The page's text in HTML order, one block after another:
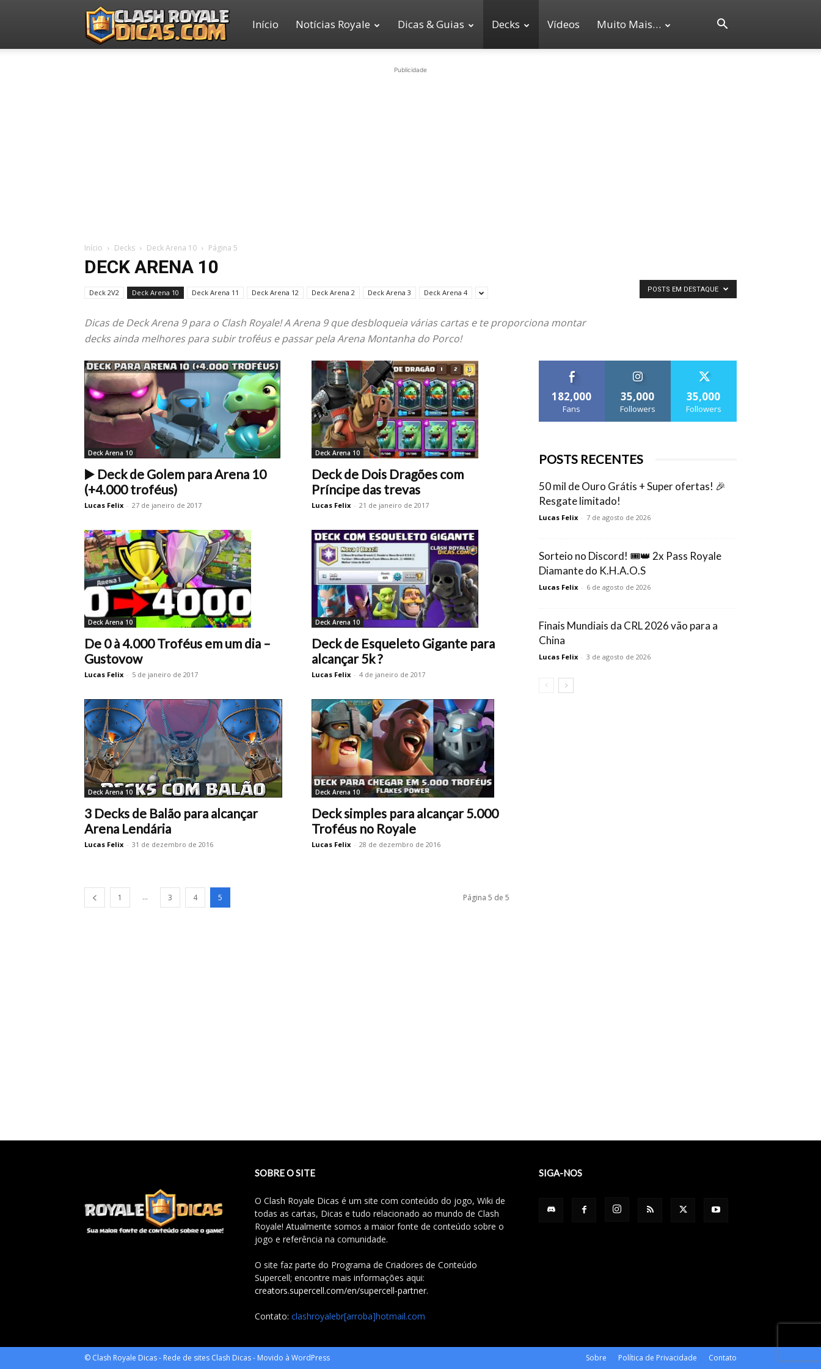
Clash
Início Notícias Royale Dicas & Guias Decks Vídeos Muito Mais…
Publicidade
Início Decks Deck Arena 10 Página 5
DECK ARENA 10
Deck 2V2 Deck Arena 10 Deck Arena 11 Deck Arena 12 Deck Arena 2 Deck Arena 3 Deck Arena 4
Dicas de Deck Arena 9 para o Clash Royale! A Arena 9 que desbloqueia várias cartas e te proporciona montar
decks ainda melhores para subir troféus e passar pela Arena Montanha do Porco!
POSTS EM DESTAQUE
Deck Arena 10
▶️ Deck de Golem para Arena 10
(+4.000 troféus)
Lucas Felix - 27 de janeiro de 2017
Deck Arena 10
Deck de Dois Dragões com
Príncipe das trevas
Lucas Felix - 21 de janeiro de 2017
Deck Arena 10
De 0 à 4.000 Troféus em um dia –
Gustovow
Lucas Felix - 5 de janeiro de 2017
Deck Arena 10
Deck de Esqueleto Gigante para
alcançar 5k ?
Lucas Felix - 4 de janeiro de 2017
Deck Arena 10
3 Decks de Balão para alcançar
Arena Lendária
Lucas Felix - 31 de dezembro de 2016
Deck Arena 10
Deck simples para alcançar 5.000
Troféus no Royale
Lucas Felix - 28 de dezembro de 2016
1 ... 3 4 5 Página 5 de 5
182,000
Fans
35,000
Followers
35,000
Followers
POSTS RECENTES
50 mil de Ouro Grátis + Super ofertas! 🎉
Resgate limitado!
Lucas Felix - 7 de agosto de 2026
Sorteio no Discord! 🎟️👑 2x Pass Royale
Diamante do K.H.A.O.S
Lucas Felix - 6 de agosto de 2026
Finais Mundiais da CRL 2026 vão para a
China
Lucas Felix - 3 de agosto de 2026
SOBRE O SITE
O Clash Royale Dicas é um site com conteúdo do jogo, Wiki de
todas as cartas, Dicas e tudo relacionado ao mundo de Clash
Royale! Atualmente somos a maior fonte de conteúdo sobre o
jogo e referência na comunidade.
O site faz parte do Programa de Criadores de Conteúdo
Supercell; encontre mais informações aqui:
creators.supercell.com/en/supercell-partner.
Contato: clashroyalebr[arroba]hotmail.com
SIGA-NOS
Sobre Política de Privacidade Contato
© Clash Royale Dicas - Rede de sites Clash Dicas - Movido à WordPress